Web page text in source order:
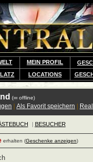
MEIN PROFIL
LOCATIONS
( offline)
Als Favorit speichern
| BESUCHER
erhalten (Geschenke anzeigen)